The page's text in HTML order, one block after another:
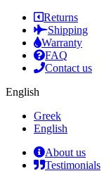
Returns
Shipping
Warranty
FAQ
Contact us
English
Greek
English
About us
Testimonials